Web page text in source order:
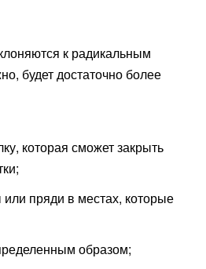
к радикальным
будет достаточно более
которая сможет закрыть
пряди в местах, которые
образом;